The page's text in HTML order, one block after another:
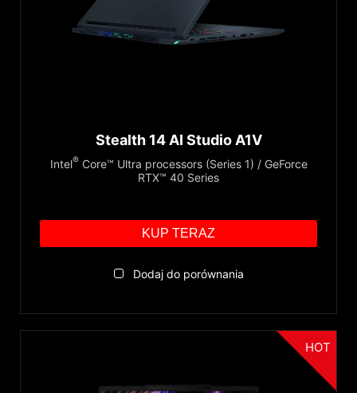
Stealth 14 AI Studio A1V
Intel®Core™ Ultra processors (Series 1) / GeForce
RTX™ 40 Series
KUP TERAZ
Dodaj do porównania
HOT